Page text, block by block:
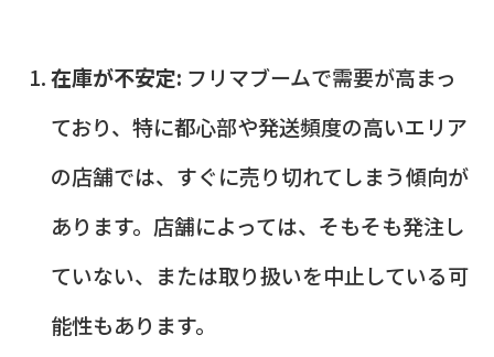
在庫が不安定: フリマブームで需要が高まっ
ており、特に都心部や発送頻度の高いエリア
の店舗では、すぐに売り切れてしまう傾向が
あります。店舗によっては、そもそも発注し
ていない、または取り扱いを中止している可
能性もあります。